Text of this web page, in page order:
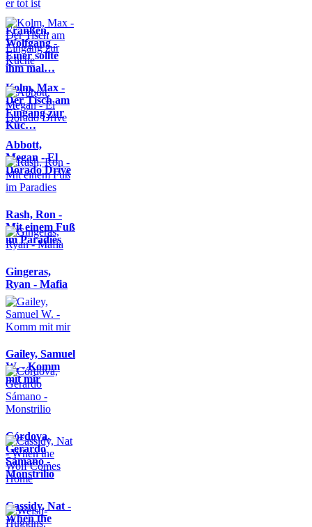
Franßen,
Wolfgang -
Einer sollte
ihm mal…
Kolm, Max -
Der Tisch am
Eingang zur
Küc…
Abbott,
Megan - El
Dorado Drive
Rash, Ron -
Mit einem Fuß
im Paradies
Gingeras,
Ryan - Mafia
Gailey, Samuel
W. - Komm
mit mir
Córdova,
Gerardo
Sámano -
Monstrilio
Cassidy, Nat -
When the